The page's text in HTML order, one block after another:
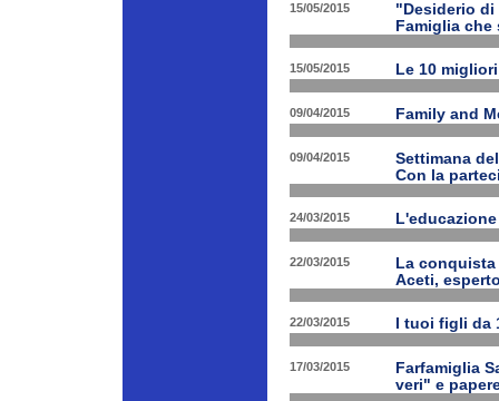
15/05/2015
"Desiderio di
Famiglia che
15/05/2015 Le 10
09/04/2015 Family and
09/04/2015
Settimana
Con la
24/03/2015
22/03/2015
La
Aceti,
22/03/2015 I tuoi figli da
17/03/2015
Farfamiglia
veri" e